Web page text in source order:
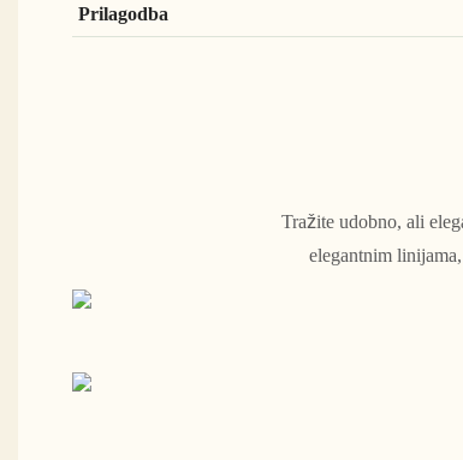
Prilagodba
Tražite udobno, ali
elegantnim